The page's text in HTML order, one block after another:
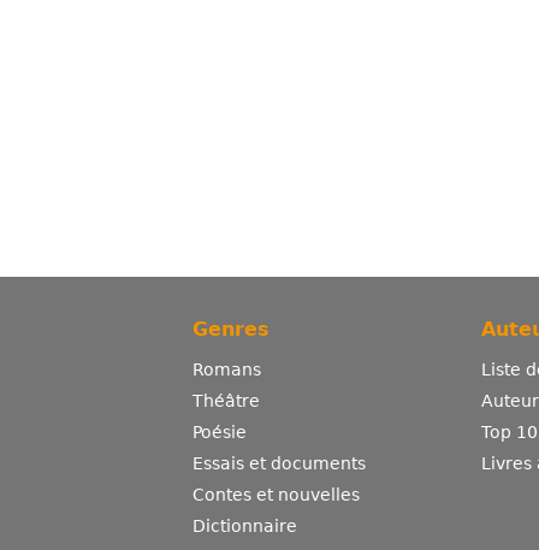
Genres
Romans
Théâtre
Poésie
Essais et documents
Contes et nouvelles
Dictionnaire
Liste
Top
Livres